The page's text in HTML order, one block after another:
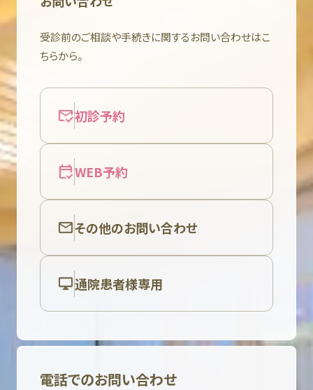
受診前のご相談や手続きに関するお問い合わせはこ
ちらから。
初診予約
WEB予約
その他のお問い合わせ
通院患者様専用
電話でのお問い合わせ